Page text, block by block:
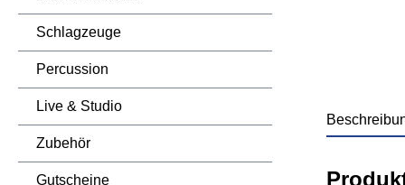
Schlagzeuge
Percussion
Live & Studio
Zubehör
Gutscheine